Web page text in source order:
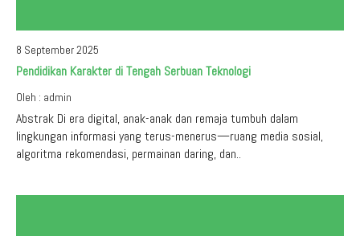
8 September 2025
Pendidikan Karakter di Tengah Serbuan Teknologi
Oleh : admin
Abstrak Di era digital, anak-anak dan remaja tumbuh dalam
lingkungan informasi yang terus-menerus—ruang media sosial,
algoritma rekomendasi, permainan daring, dan..